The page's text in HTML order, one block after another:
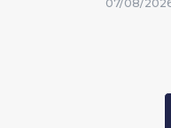
07/08/